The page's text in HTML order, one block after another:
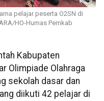
pelajar peserta O2SN di
HO-Humas Pemkab
Kabupaten
Olimpiade Olahraga
sekolah dasar dan
diikuti 42 pelajar di